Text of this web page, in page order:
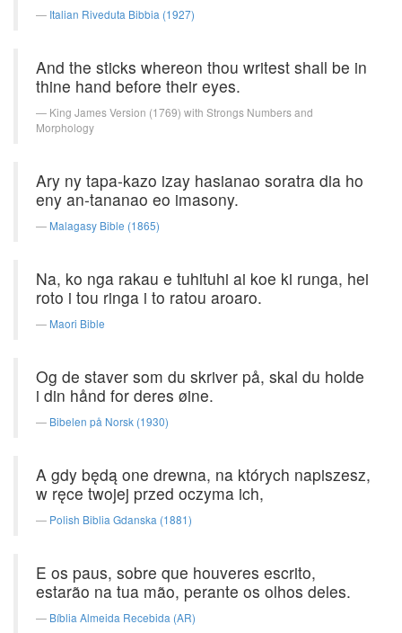
Italian Riveduta Bibbia (1927)
And the sticks whereon thou writest shall be in
thine hand before their eyes.
King James Version (1769) with Strongs Numbers and
Morphology
Ary ny tapa-kazo izay hasianao soratra dia ho
eny an-tananao eo imasony.
Malagasy Bible (1865)
Na, ko nga rakau e tuhituhi ai koe ki runga, hei
roto i tou ringa i to ratou aroaro.
Maori Bible
Og de staver som du skriver på, skal du holde
i din hånd for deres øine.
Bibelen på Norsk (1930)
A gdy będą one drewna, na których napiszesz,
w ręce twojej przed oczyma ich,
Polish Biblia Gdanska (1881)
E os paus, sobre que houveres escrito,
estarão na tua mão, perante os olhos deles.
Bíblia Almeida Recebida (AR)